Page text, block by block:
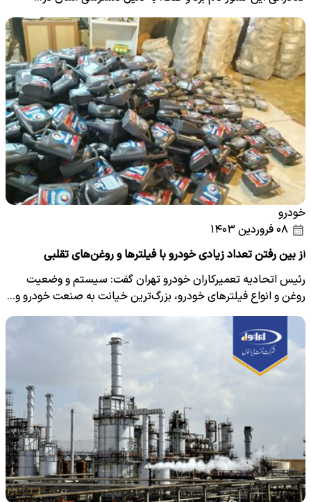
خودرو
از بین رفتن تعداد زیادی خودرو‌ با فیلتر‌ها و روغن‌های تقلبی
رئیس اتحادیه تعمیرکاران خودرو تهران گفت: سیستم و وضعیت
روغن و انواع فیلتر‌های خودرو، بزرگ‌ترین خیانت به صنعت خودرو و…